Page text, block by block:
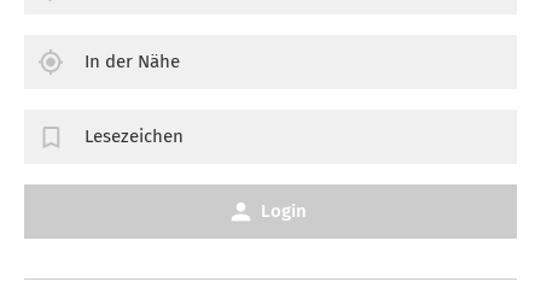
In der Nähe
Lesezeichen
Login